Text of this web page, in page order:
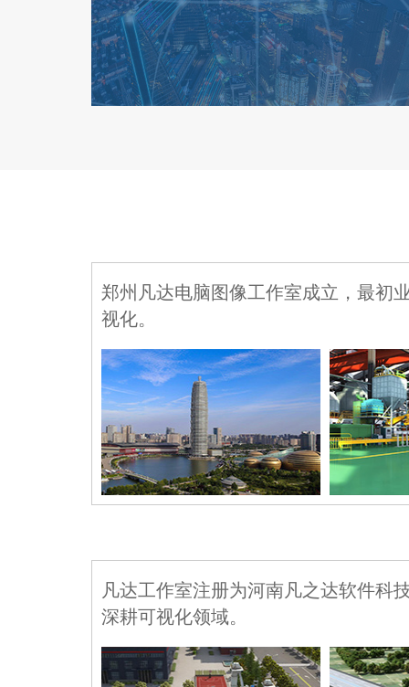
郑州凡达电脑图像工作室成立，最初
视化。
凡达工作室注册为河南凡之达软件科
深耕可视化领域。